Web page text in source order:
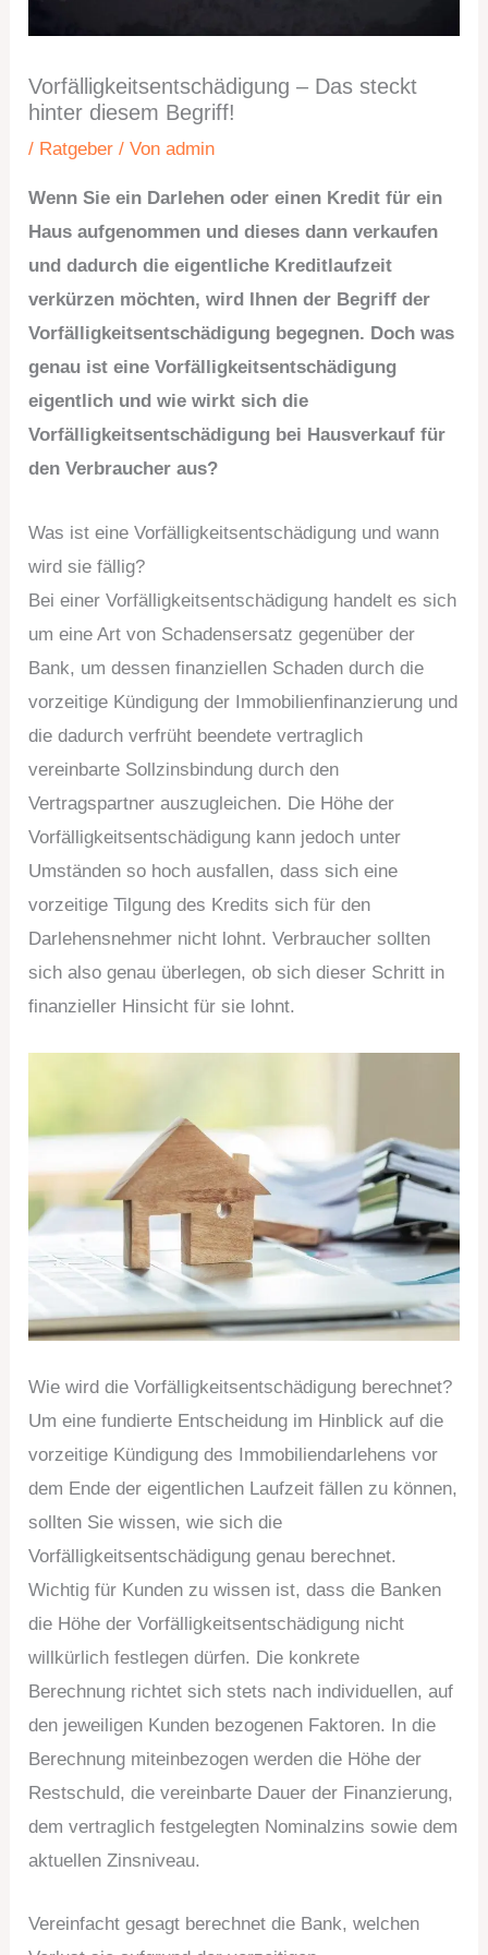
Vorfälligkeitsentschädigung – Das steckt
hinter diesem Begriff!
/ Ratgeber / Vonadmin
Wenn Sie ein Darlehen oder einen Kredit für ein
Haus aufgenommen und dieses dann verkaufen
und dadurch die eigentliche Kreditlaufzeit
verkürzen möchten, wird Ihnen der Begriff der
Vorfälligkeitsentschädigung begegnen. Doch was
genau ist eine Vorfälligkeitsentschädigung
eigentlich und wie wirkt sich die
Vorfälligkeitsentschädigung bei Hausverkauf für
den Verbraucher aus?
Was ist eine Vorfälligkeitsentschädigung und wann
wird sie fällig?
Bei einer Vorfälligkeitsentschädigung handelt es sich
um eine Art von Schadensersatz gegenüber der
Bank, um dessen finanziellen Schaden durch die
vorzeitige Kündigung der Immobilienfinanzierung und
die dadurch verfrüht beendete vertraglich
vereinbarte Sollzinsbindung durch den
Vertragspartner auszugleichen. Die Höhe der
Vorfälligkeitsentschädigung kann jedoch unter
Umständen so hoch ausfallen, dass sich eine
vorzeitige Tilgung des Kredits sich für den
Darlehensnehmer nicht lohnt. Verbraucher sollten
sich also genau überlegen, ob sich dieser Schritt in
finanzieller Hinsicht für sie lohnt.
Wie wird die Vorfälligkeitsentschädigung berechnet?
Um eine fundierte Entscheidung im Hinblick auf die
vorzeitige Kündigung des Immobiliendarlehens vor
dem Ende der eigentlichen Laufzeit fällen zu können,
sollten Sie wissen, wie sich die
Vorfälligkeitsentschädigung genau berechnet.
Wichtig für Kunden zu wissen ist, dass die Banken
die Höhe der Vorfälligkeitsentschädigung nicht
willkürlich festlegen dürfen. Die konkrete
Berechnung richtet sich stets nach individuellen, auf
den jeweiligen Kunden bezogenen Faktoren. In die
Berechnung miteinbezogen werden die Höhe der
Restschuld, die vereinbarte Dauer der Finanzierung,
dem vertraglich festgelegten Nominalzins sowie dem
aktuellen Zinsniveau.
Vereinfacht gesagt berechnet die Bank, welchen